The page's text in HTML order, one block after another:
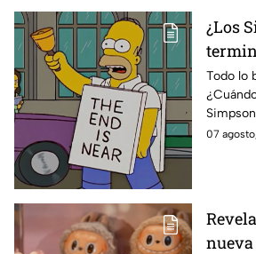
¿Los
de
Todo lo
sabe:
07